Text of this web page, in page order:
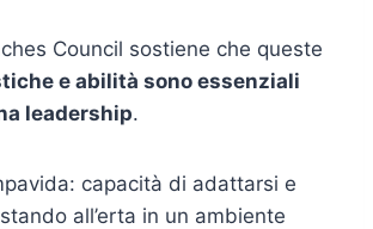
Council sostiene che queste
e abilità sono essenziali
leadership.
capacità di adattarsi e
all’erta in un ambiente